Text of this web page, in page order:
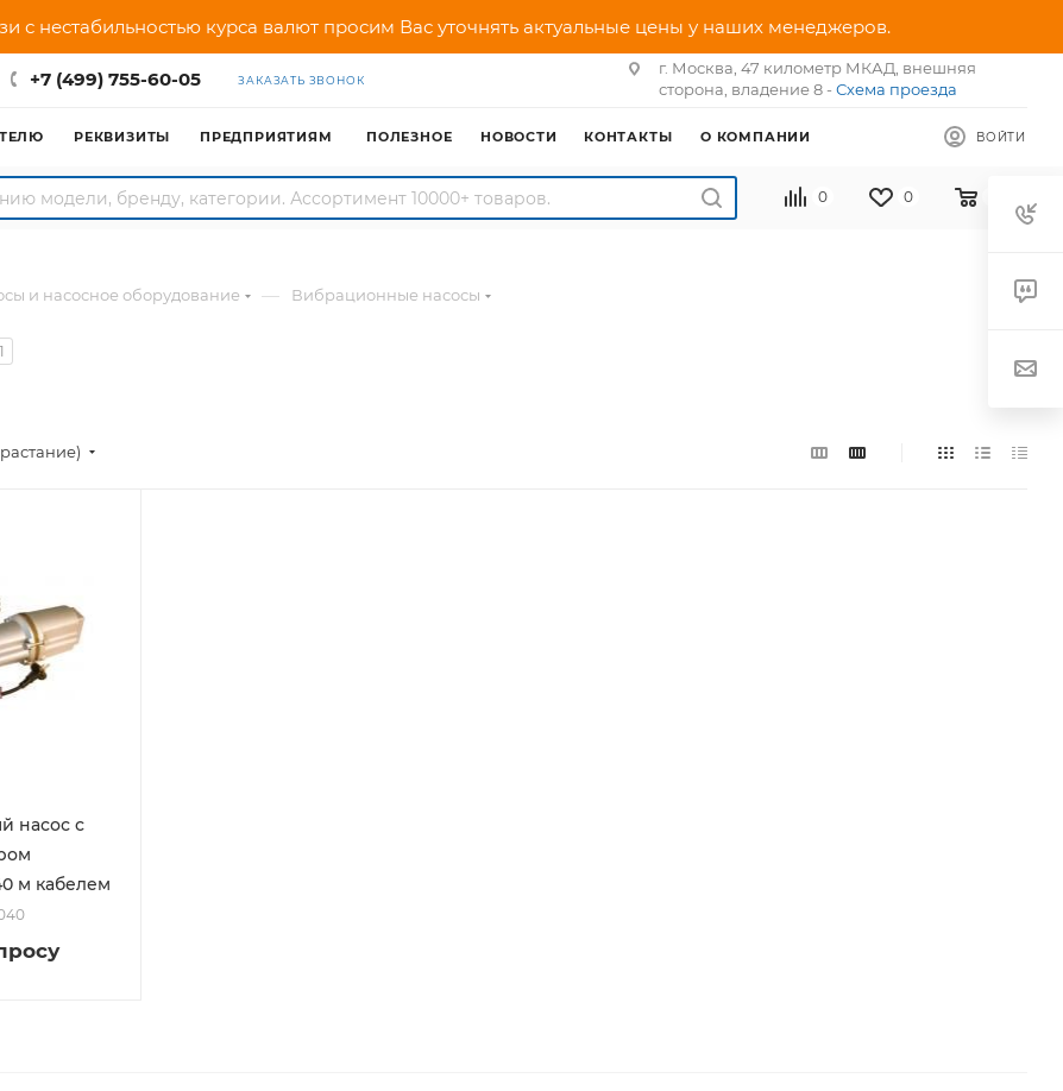
с нестабильностью курса валют просим Вас уточнять актуальные цены у наших менеджеров.
+7 (499) 755-60-05 ЗАКАЗАТЬ ЗВОНОК
г. Москва, 47 километр МКАД, внешняя
сторона, владение 8 - Схема проезда
ВОЙТИ
РЕКВИЗИТЫ ПРЕДПРИЯТИЯМ ПОЛЕЗНОЕ НОВОСТИ КОНТАКТЫ О КОМПАНИИ
0 0
и насосное оборудование — Вибрационные насосы
1
насос с
м кабелем